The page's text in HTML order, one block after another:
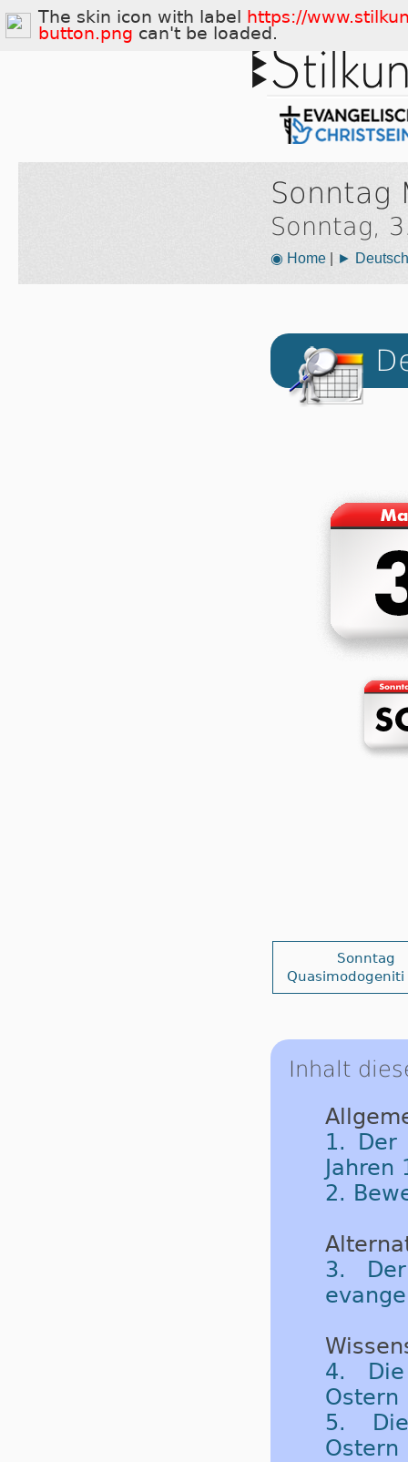
Sonntag
Sonntag,
◉ Home| ►
Sonntag
Inhalt
1. Der
2.
3.
4. Die
Ostern
5.
Ostern
The skin icon with label
https://
button.png can't be loaded.